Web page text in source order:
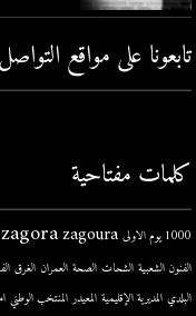
تابعونا على مواقع
كلمات مفتاحية
1000 يوم الاولى zagora zagoura
الفنون الشعبية الشحات الصحة العمران الغرق
البلدي المديرية الإقليمية المعيدر المنتخب الوطني